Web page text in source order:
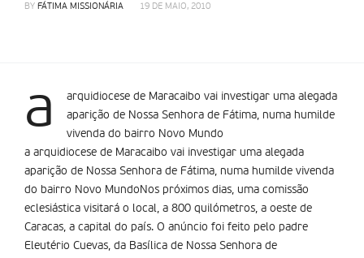
BY FÁTIMA MISSIONÁRIA 19 DE MAIO, 2010
a
arquidiocese de Maracaibo vai investigar uma alegada
aparição de Nossa Senhora de Fátima, numa humilde
vivenda do bairro Novo Mundo
a arquidiocese de Maracaibo vai investigar uma alegada
aparição de Nossa Senhora de Fátima, numa humilde vivenda
do bairro Novo MundoNos próximos dias, uma comissão
eclesiástica visitará o local, a 800 quilómetros, a oeste de
Caracas, a capital do país. O anúncio foi feito pelo padre
Eleutério Cuevas, da Basílica de Nossa Senhora de